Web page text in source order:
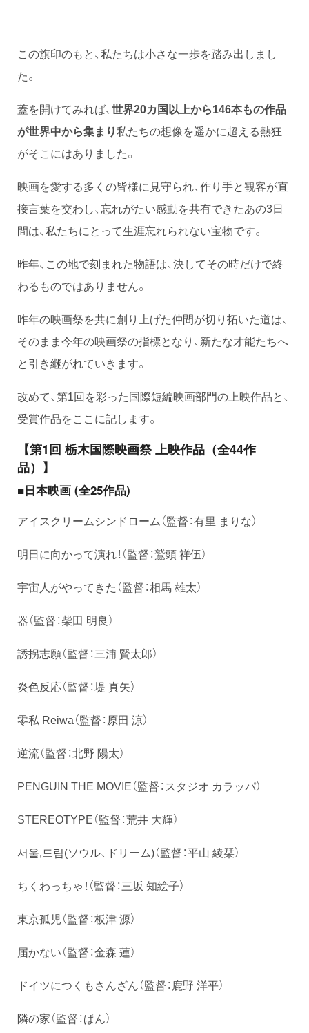
この旗印のもと、私たちは小さな一歩を踏み出しまし
た。
蓋を開けてみれば、世界20カ国以上から146本もの作品
が世界中から集まり私たちの想像を遥かに超える熱狂
がそこにはありました。
映画を愛する多くの皆様に見守られ、作り手と観客が直
接言葉を交わし、忘れがたい感動を共有できたあの3日
間は、私たちにとって生涯忘れられない宝物です。
昨年、この地で刻まれた物語は、決してその時だけで終
わるものではありません。
昨年の映画祭を共に創り上げた仲間が切り拓いた道は、
そのまま今年の映画祭の指標となり、新たな才能たちへ
と引き継がれていきます。
改めて、第1回を彩った国際短編映画部門の上映作品と、
受賞作品をここに記します。
【第1回 栃木国際映画祭 上映作品（全44作
品）】
■日本映画 (全25作品)
アイスクリームシンドローム（監督：有里 まりな）
明日に向かって演れ！（監督：鷲頭 祥伍）
宇宙人がやってきた（監督：相馬 雄太）
器（監督：柴田 明良）
誘拐志願（監督：三浦 賢太郎）
炎色反応（監督：堤 真矢）
零私 Reiwa（監督：原田 涼）
逆流（監督：北野 陽太）
PENGUIN THE MOVIE（監督：スタジオ カラッパ）
STEREOTYPE（監督：荒井 大輝）
서울,드림(ソウル、ドリーム)（監督：平山 綾栞）
ちくわっちゃ！（監督：三坂 知絵子）
東京孤児（監督：板津 源）
届かない（監督：金森 蓮）
ドイツにつくもさんざん（監督：鹿野 洋平）
隣の家（監督：ぱん）